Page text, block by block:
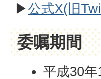
▶公式X(旧
委嘱期間
平成30